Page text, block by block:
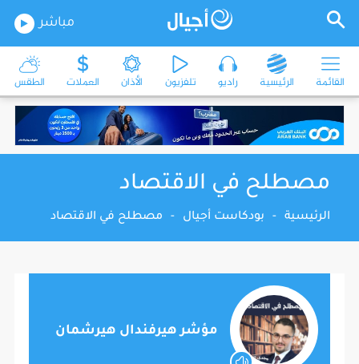
مباشر
القائمة الرئيسية راديو تلفزيون الأذان العملات الطقس
مصطلح في الاقتصاد
الرئيسية - بودكاست أجيال - مصطلح في الاقتصاد
مؤشر هيرفندال هيرشمان